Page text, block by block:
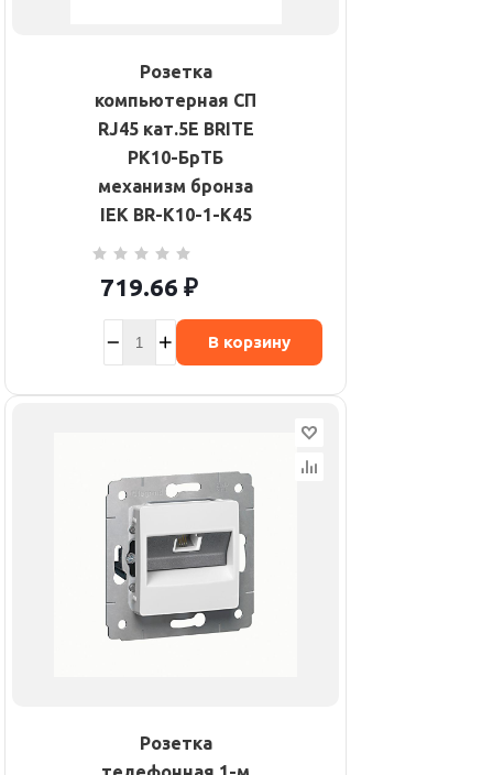
Розетка
компьютерная СП
RJ45 кат.5E BRITE
РК10-БрТБ
механизм бронза
IEK BR-K10-1-K45
719.66 ₽
В корзину
Розетка